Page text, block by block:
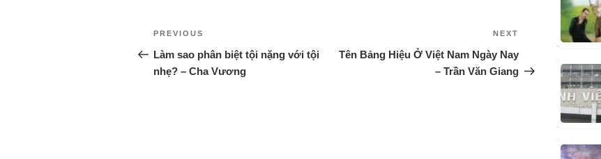
PREVIOUS
Làm sao phân biệt tội nặng với tội
nhẹ? – Cha Vương
NEXT
Tên Bảng Hiệu Ở Việt Nam Ngày Nay
– Trần Văn Giang